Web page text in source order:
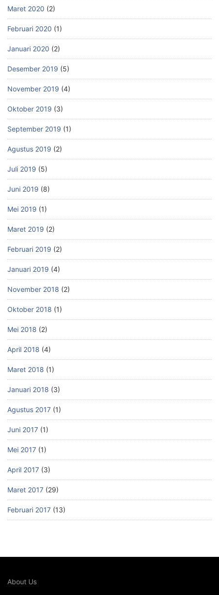
Maret 2020 (2)
Februari 2020 (1)
Januari 2020 (2)
Desember 2019 (5)
November 2019 (4)
Oktober 2019 (3)
September 2019 (1)
Agustus 2019 (2)
Juli 2019 (5)
Juni 2019 (8)
Mei 2019 (1)
Maret 2019 (2)
Februari 2019 (2)
Januari 2019 (4)
November 2018 (2)
Oktober 2018 (1)
Mei 2018 (2)
April 2018 (4)
Maret 2018 (1)
Januari 2018 (3)
Agustus 2017 (1)
Juni 2017 (1)
Mei 2017 (1)
April 2017 (3)
Maret 2017 (29)
Februari 2017 (13)
About Us